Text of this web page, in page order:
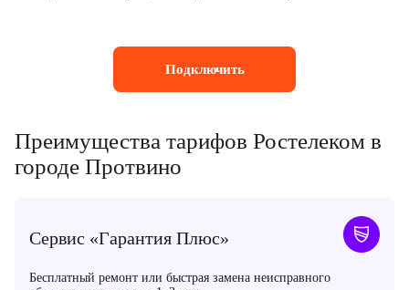
Подключить
Преимущества тарифов Ростелеком в
городе Протвино
Сервис «Гарантия Плюс»
Бесплатный ремонт или быстрая замена неисправного